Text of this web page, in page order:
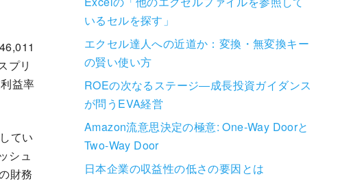
プリ
益率
てい
シュ
財務
いるセルを探す」
エクセル達人への近道か：変換・無変換キー
の賢い使い方
ROEの次なるステージ―成長投資ガイダンス
が問うEVA経営
Amazon流意思決定の極意: One-Way Doorと
Two-Way Door
日本企業の収益性の低さの要因とは